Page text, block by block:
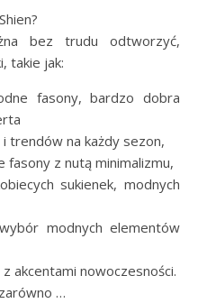
bez trudu odtworzyć,
takie jak:
fasony, bardzo dobra
trendów na każdy sezon,
fasony z nutą minimalizmu,
sukienek, modnych
modnych elementów
akcentami nowoczesności.
…